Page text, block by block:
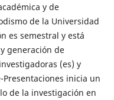
y de
de la Universidad
es semestral y está
generación de
(es) y
inicia un
de la investigación en